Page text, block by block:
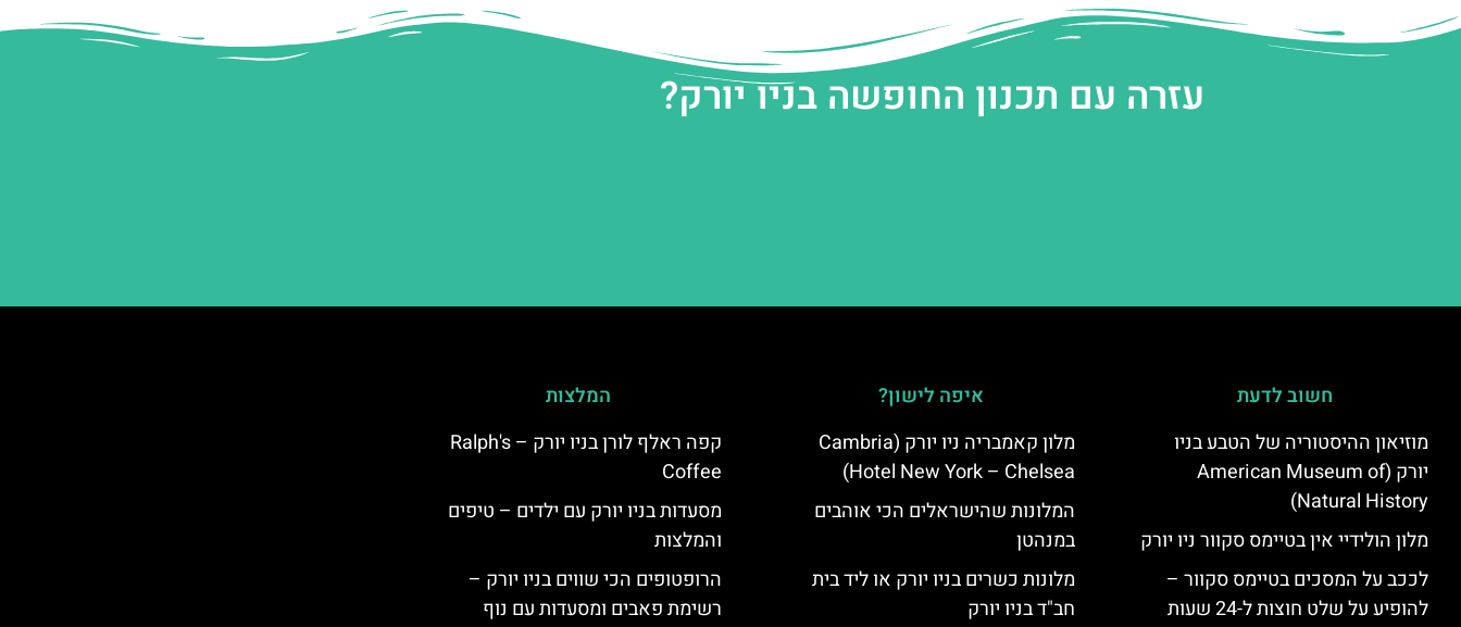
עזרה עם תכנון החופשה בניו יורק?
חשוב לדעת
מוזיאון ההיסטוריה של הטבע בניו
יורק (American Museum of
Natural History)
מלון הולידיי אין בטיימס סקוור ניו יורק
לככב על המסכים בטיימס סקוור –
להופיע על שלט חוצות ל-24 שעות
איפה לישון?
מלון קאמבריה ניו יורק (Cambria
Hotel New York – Chelsea)
המלונות שהישראלים הכי אוהבים
במנהטן
מלונות כשרים בניו יורק או ליד בית
חב"ד בניו יורק
המלצות
קפה ראלף לורן בניו יורק – Ralph's
Coffee
מסעדות בניו יורק עם ילדים – טיפים
והמלצות
הרופטופים הכי שווים בניו יורק –
רשימת פאבים ומסעדות עם נוף